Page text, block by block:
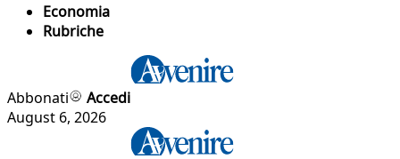
Economia
Rubriche
Abbonati
Accedi
August 6, 2026